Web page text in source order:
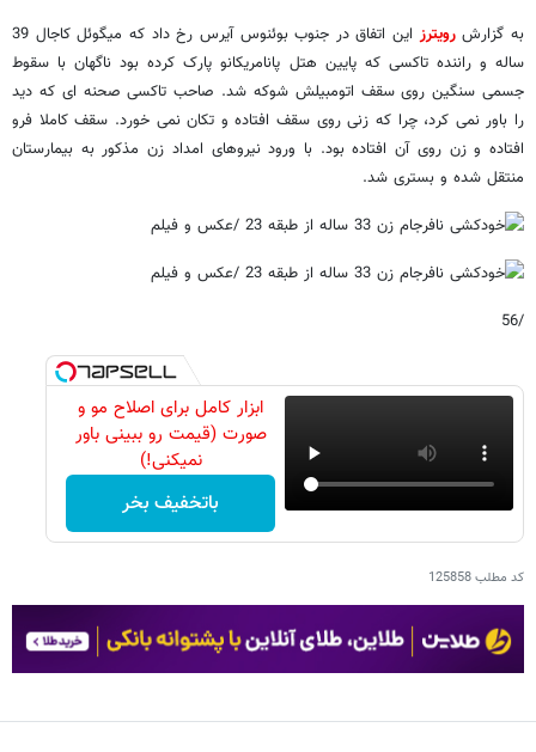
به گزارشرویترز
این اتفاق در جنوب بوئنوس آیرس رخ داد که میگوئل کاجال 39
ساله و راننده تاکسی که پایین هتل پانامریکانو پارک کرده بود ناگهان با سقوط
جسمی سنگین روی سقف اتومبیلش شوکه شد. صاحب تاکسی صحنه ای که دید
را باور نمی کرد، چرا که زنی روی سقف افتاده و تکان نمی خورد. سقف کاملا فرو
افتاده و زن روی آن افتاده بود. با ورود نیروهای امداد زن مذکور به بیمارستان
منتقل شده و بستری شد.
/56
ابزار کامل برای اصلاح مو و
صورت (قیمت رو ببینی باور
نمیکنی!)
باتخفیف بخر
کد مطلب125858